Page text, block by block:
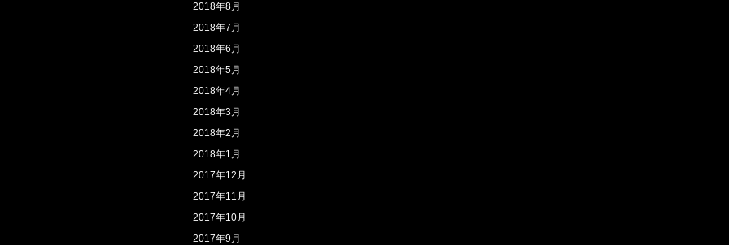
2018年8月
2018年7月
2018年6月
2018年5月
2018年4月
2018年3月
2018年2月
2018年1月
2017年12月
2017年11月
2017年10月
2017年9月